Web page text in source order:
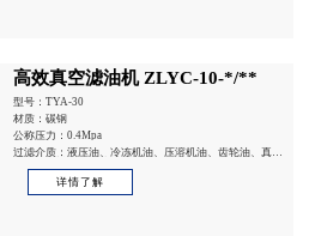
高效真空滤油机 ZLYC-10-*/**
型号：TYA-30
材质：碳钢
公称压力：0.4Mpa
过滤介质：液压油、冷冻机油、压溶机油、齿轮油、真空
详情了解